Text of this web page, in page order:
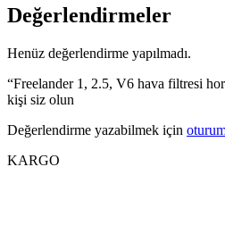
Değerlendirmeler
Henüz değerlendirme yapılmadı.
“Freelander 1, 2.5, V6 hava filtresi
kişi siz olun
Değerlendirme yazabilmek için
KARGO